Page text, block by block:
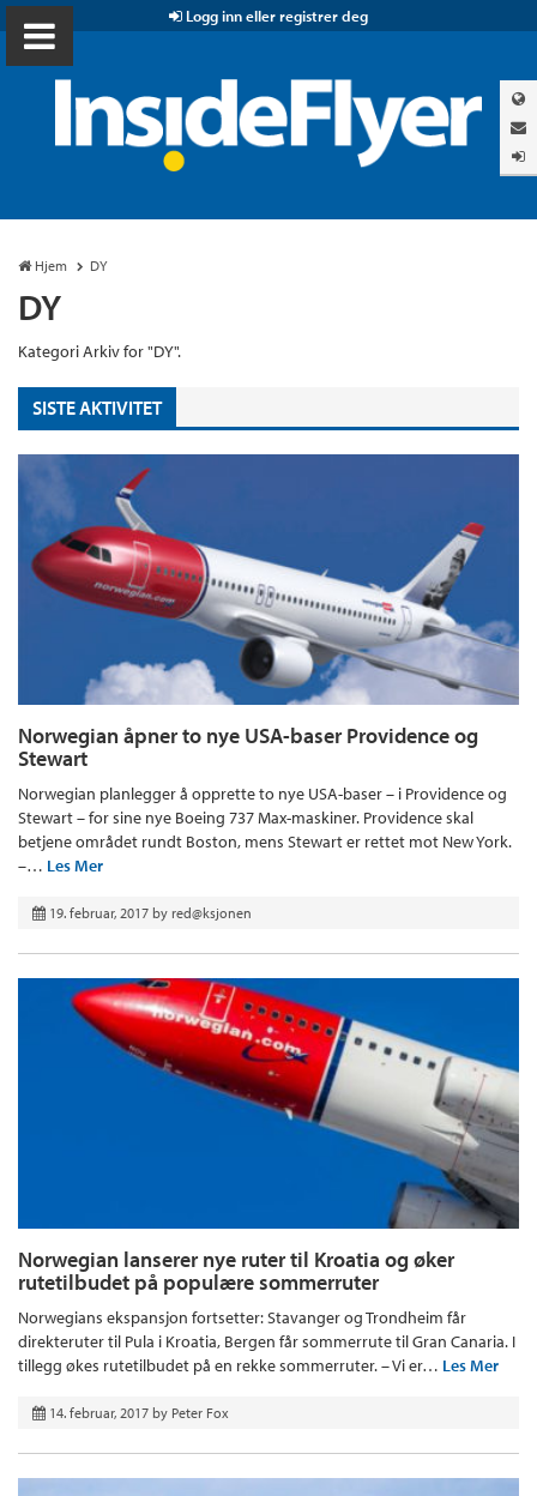
Logg inn eller registrer deg
Hjem DY
DY
Kategori Arkiv for "DY".
SISTE AKTIVITET
Norwegian åpner to nye USA-baser Providence og
Stewart
Norwegian planlegger å opprette to nye USA-baser – i Providence og
Stewart – for sine nye Boeing 737 Max-maskiner. Providence skal
betjene området rundt Boston, mens Stewart er rettet mot New York.
–… Les Mer
19. februar, 2017 by red@ksjonen
Norwegian lanserer nye ruter til Kroatia og øker
rutetilbudet på populære sommerruter
Norwegians ekspansjon fortsetter: Stavanger og Trondheim får
direkteruter til Pula i Kroatia, Bergen får sommerrute til Gran Canaria. I
tillegg økes rutetilbudet på en rekke sommerruter. – Vi er… Les Mer
14. februar, 2017 by Peter Fox